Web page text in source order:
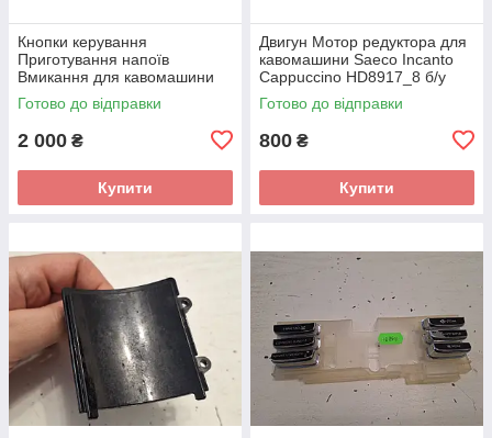
Кнопки керування
Приготування напоїв
Вмикання для кавомашини
Saeco Incanto Black HD8911
б/у
Готово до відправки
2 000 ₴
Купити
Двигун Мотор редуктора для
кавомашини Saeco Incanto
Cappuccino HD8917_8 б/у
Готово до відправки
800 ₴
Купити